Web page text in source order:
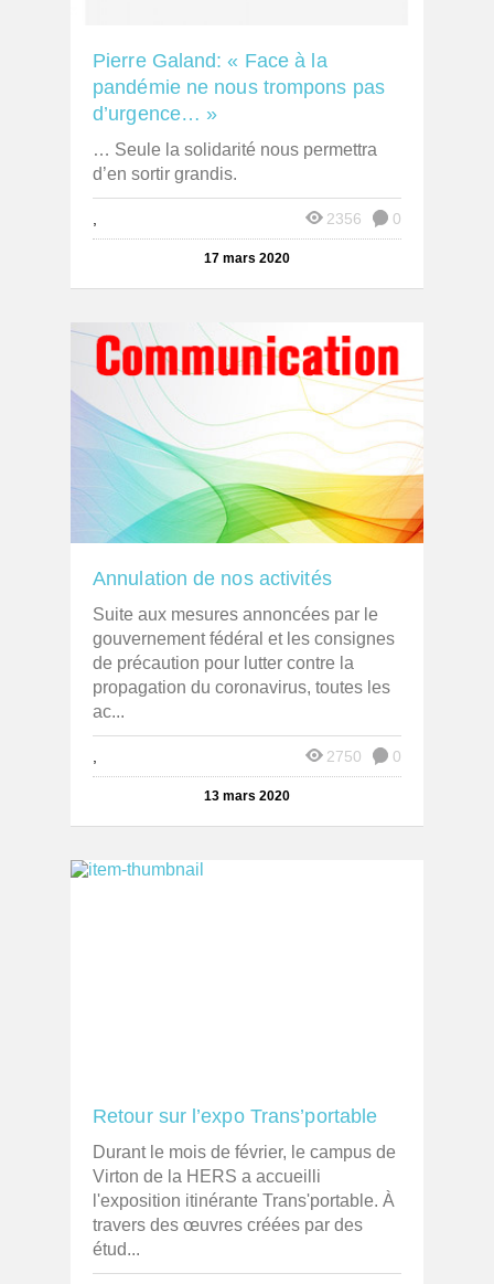
Pierre Galand: « Face à la
pandémie ne nous trompons pas
d’urgence… »
… Seule la solidarité nous permettra
d’en sortir grandis.
0
2356
17 mars 2020
Annulation de nos activités
Suite aux mesures annoncées par le
gouvernement fédéral et les consignes
de précaution pour lutter contre la
propagation du coronavirus, toutes les
ac...
0
2750
13 mars 2020
Retour sur l’expo Trans’portable
Durant le mois de février, le campus de
Virton de la HERS a accueilli
l'exposition itinérante Trans'portable. À
travers des œuvres créées par des
étud...